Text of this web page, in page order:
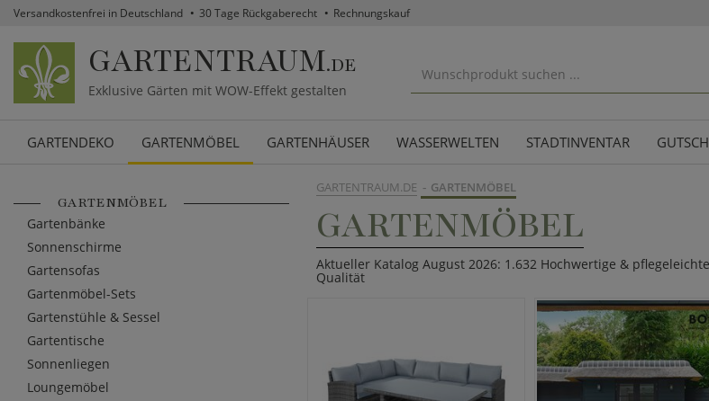
Versandkostenfrei in Deutschland 30 Tage Rückgaberecht Rechnungskauf
GARTENTRAUM.DE
Exklusive Gärten mit WOW-Effekt gestalten
GARTENDEKO GARTENMÖBEL GARTENHÄUSER WASSERWELTEN STADTINVENTAR
GARTENTRAUM.DE GARTENMÖBEL
GARTENMÖBEL
Aktueller Katalog August 2026: 1.632 Hochwertige &
Qualität
GARTENMÖBEL
Gartenbänke
Sonnenschirme
Gartensofas
Gartenmöbel-Sets
Gartenstühle & Sessel
Gartentische
Sonnenliegen
Loungemöbel